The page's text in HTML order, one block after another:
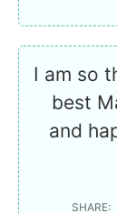
I am so
best
and